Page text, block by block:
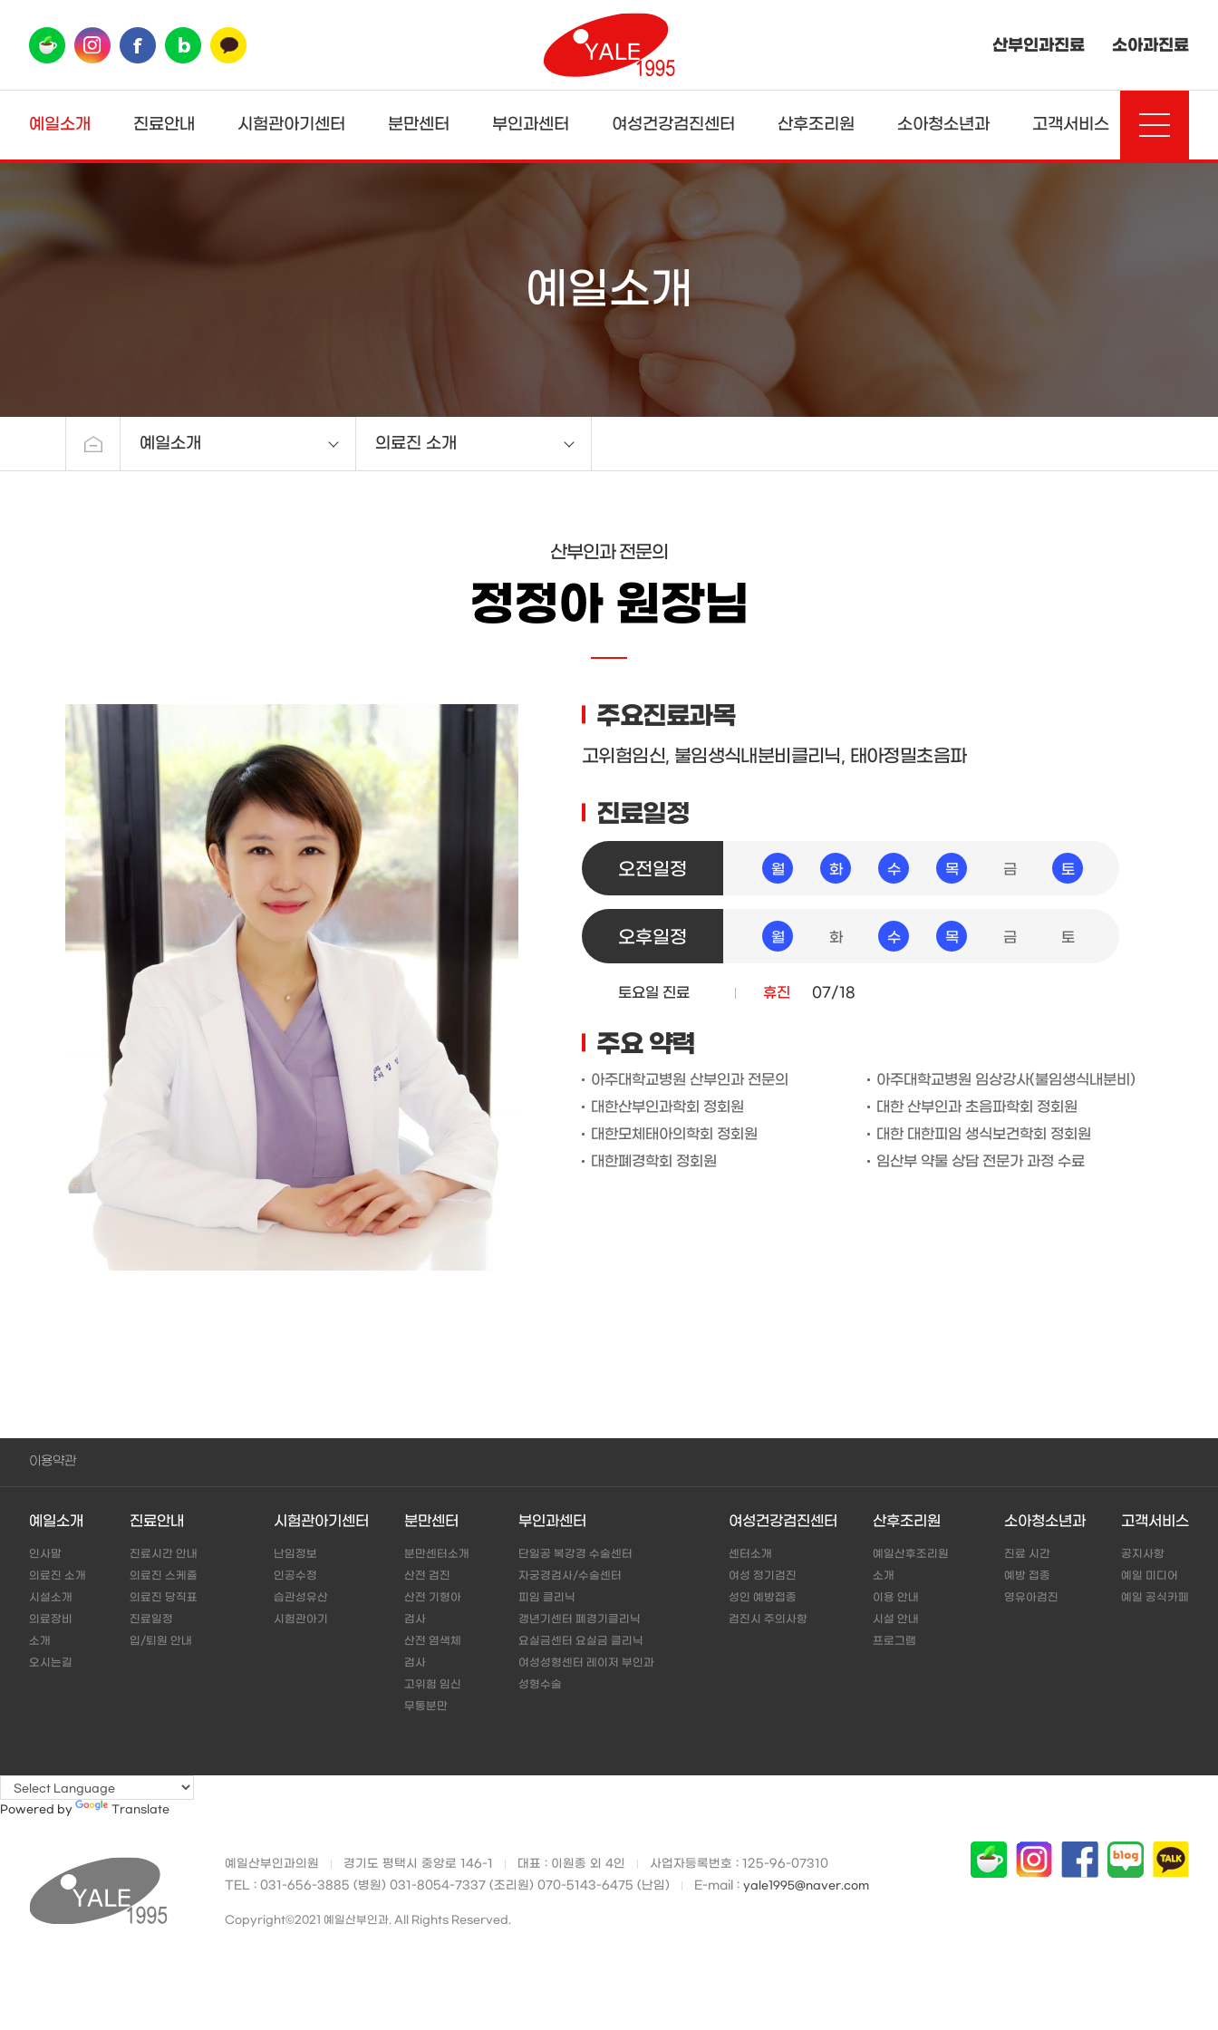
산부인과진료 소아과진료
예일소개 진료안내 시험관아기센터 분만센터 부인과센터 여성건강검진센터 산후조리원 소아청소년과 고객서비스
예일소개
예일소개 의료진 소개
산부인과 전문의
정정아 원장님
주요진료과목
고위험임신, 불임생식내분비클리닉, 태아정밀초음파
진료일정
오전일정 월 화 수 목 금 토
오후일정 월 화 수 목 금 토
토요일 진료 휴진 07/18
주요 약력
아주대학교병원 산부인과 전문의
아주대학교병원 임상강사(불임생식내분비)
대한산부인과학회 정회원
대한 산부인과 초음파학회 정회원
대한모체태아의학회 정회원
대한 대한피임 생식보건학회 정회원
대한폐경학회 정회원
임산부 약물 상담 전문가 과정 수료
이용약관
예일소개
인사말
의료진 소개
시설소개
의료장비
소개
오시는길
진료안내
진료시간 안내
의료진 스케쥴
의료진 당직표
진료일정
입/퇴원 안내
시험관아기센터
난임정보
인공수정
습관성유산
시험관아기
분만센터
분만센터소개
산전 검진
산전 기형아
검사
산전 염색체
검사
고위험 임신
무통분만
부인과센터
단일공 복강경 수술센터
자궁경검사/수술센터
피임 클리닉
갱년기센터 폐경기클리닉
요실금센터 요실금 클리닉
여성성형센터 레이저 부인과
성형수술
여성건강검진센터
센터소개
여성 정기검진
성인 예방접종
검진시 주의사항
산후조리원
예일산후조리원
소개
이용 안내
시설 안내
프로그램
소아청소년과
진료 시간
예방 접종
영유아검진
고객서비스
공지사항
예일 미디어
예일 공식카페
Powered by Translate
예일산부인과의원 경기도 평택시 중앙로 146-1 대표 : 이원종 외 4인
사업자등록번호 : 125-96-07310
TEL : 031-656-3885 (병원) 031-8054-7337 (조리원) 070-5143-6475 (난임)
E-mail : yale1995@naver.com
Copyright©2021 예일산부인과. All Rights Reserved.